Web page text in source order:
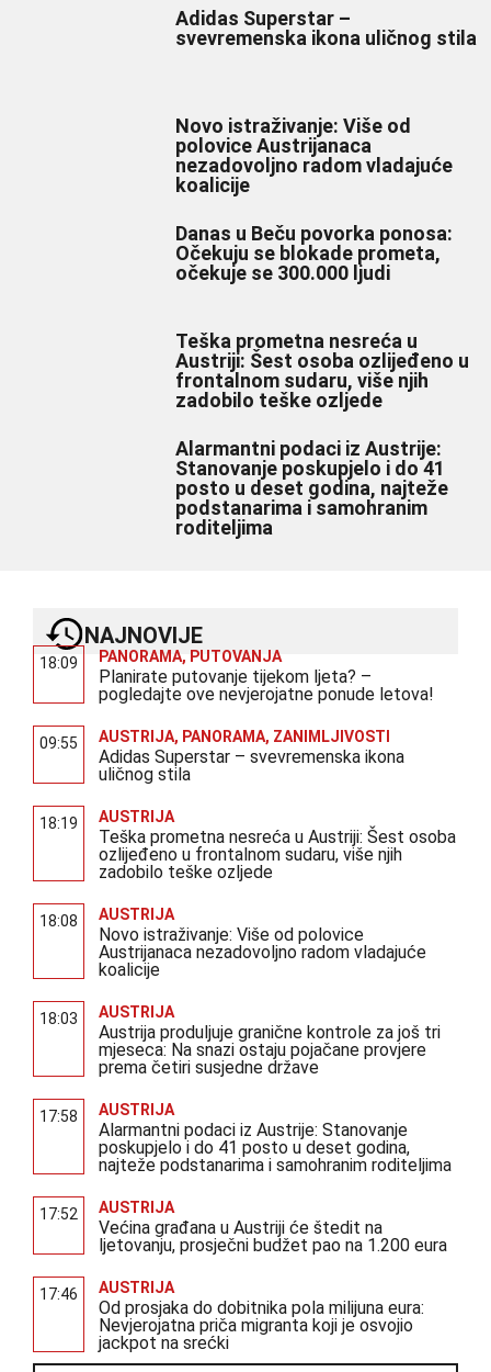
Adidas Superstar –
svevremenska ikona uličnog stila
Novo istraživanje: Više od
polovice Austrijanaca
nezadovoljno radom vladajuće
koalicije
Danas u Beču povorka ponosa:
Očekuju se blokade prometa,
očekuje se 300.000 ljudi
Teška prometna nesreća u
Austriji: Šest osoba ozlijeđeno u
frontalnom sudaru, više njih
zadobilo teške ozljede
Alarmantni podaci iz Austrije:
Stanovanje poskupjelo i do 41
posto u deset godina, najteže
podstanarima i samohranim
roditeljima
NAJNOVIJE
18:09 PANORAMA, PUTOVANJA
Planirate putovanje tijekom ljeta? –
pogledajte ove nevjerojatne ponude letova!
09:55 AUSTRIJA, PANORAMA, ZANIMLJIVOSTI
Adidas Superstar – svevremenska ikona
uličnog stila
18:19 AUSTRIJA
Teška prometna nesreća u Austriji: Šest osoba
ozlijeđeno u frontalnom sudaru, više njih
zadobilo teške ozljede
18:08 AUSTRIJA
Novo istraživanje: Više od polovice
Austrijanaca nezadovoljno radom vladajuće
koalicije
18:03 AUSTRIJA
Austrija produljuje granične kontrole za još tri
mjeseca: Na snazi ostaju pojačane provjere
prema četiri susjedne države
17:58 AUSTRIJA
Alarmantni podaci iz Austrije: Stanovanje
poskupjelo i do 41 posto u deset godina,
najteže podstanarima i samohranim roditeljima
17:52 AUSTRIJA
Većina građana u Austriji će štedit na
ljetovanju, prosječni budžet pao na 1.200 eura
17:46 AUSTRIJA
Od prosjaka do dobitnika pola milijuna eura:
Nevjerojatna priča migranta koji je osvojio
jackpot na srećki